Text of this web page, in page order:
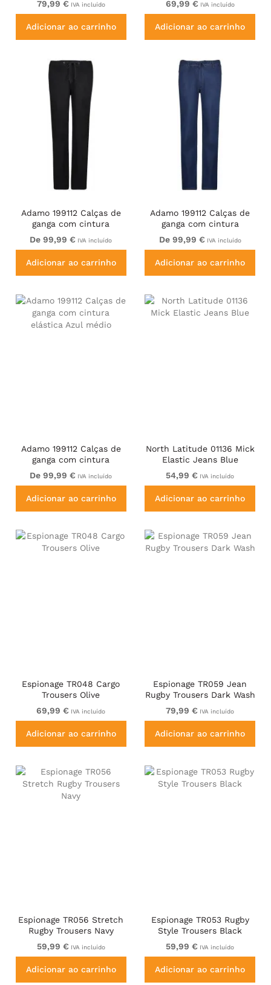
79,99 € IVA incluído
Adicionar ao carrinho
69,99 € IVA incluído
Adicionar ao carrinho
Adamo 199112 Calças de
ganga com cintura
elástica Preto
De 99,99 € IVA incluído
Adicionar ao carrinho
Adamo 199112 Calças de
ganga com cintura
elástica Azul escuro
De 99,99 € IVA incluído
Adicionar ao carrinho
Adamo 199112 Calças de
ganga com cintura
elástica Azul médio
De 99,99 € IVA incluído
Adicionar ao carrinho
North Latitude 01136 Mick
Elastic Jeans Blue
54,99 € IVA incluído
Adicionar ao carrinho
Espionage TR048 Cargo
Trousers Olive
69,99 € IVA incluído
Adicionar ao carrinho
Espionage TR059 Jean
Rugby Trousers Dark Wash
79,99 € IVA incluído
Adicionar ao carrinho
Espionage TR056 Stretch
Rugby Trousers Navy
59,99 € IVA incluído
Adicionar ao carrinho
Espionage TR053 Rugby
Style Trousers Black
59,99 € IVA incluído
Adicionar ao carrinho